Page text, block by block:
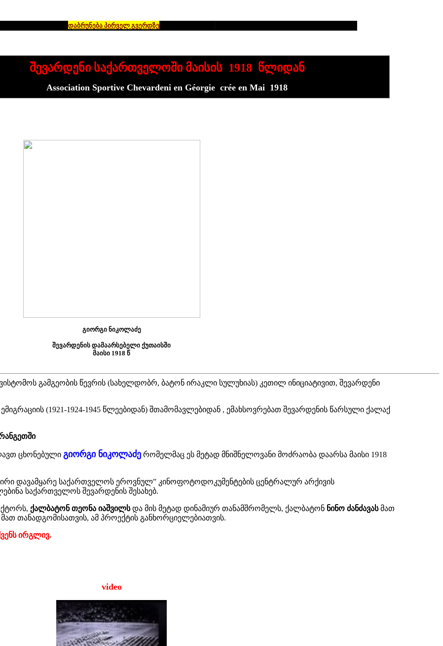
დაბრუნება პირველ გვერდზე
შევარდენი საქართველოში მაისის 1918 წლიდან
Association Sportive Chevardeni en Géorgie crée en Mai 1918
გიორგი ნიკოლაძე
შევარდენის დამაარსებელი ქუთაისში
მაისი 1918 წ
გამგეობის წევრის (სახელდობრ, ბატონ ირაკლი სულუხიას) კეთილ ინიციატივით, შევარდენი
(1921-1924-1945 წლეებიდან) შთამომავლებიდან , ემახსოვრებათ შევარდენის წარსული ქალაქ
ცხონებული გიორგი ნიკოლაძერომელმაც ეს მეტად მნიშნელოვანი მოძრაობა დაარსა მაისი 1918
დავამყარე საქართველოს ეროვნულ” კინოფოტოდოკუმენტების ცენტრალურ არქივის
საქართველოს შევარდენის შესახებ.
ქალბატონ თეონა იაშვილსდა მის მეტად დინამიურ თანამშრომელს, ქალბატონ ნინო ძანძავასმათ
თანადგომისათვის, ამ პროექტის განხორციელებიათვის.
ირგლივ.
video